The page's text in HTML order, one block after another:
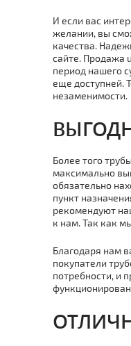
И если вас
желании, вы
качества.
сайте. Продажа
период нашего
еще доступней.
незаменимости.
Более того
максимально
обязательно
пункт
рекомендуют
к нам. Так как
Благодаря нам
покупатели
потребности, и